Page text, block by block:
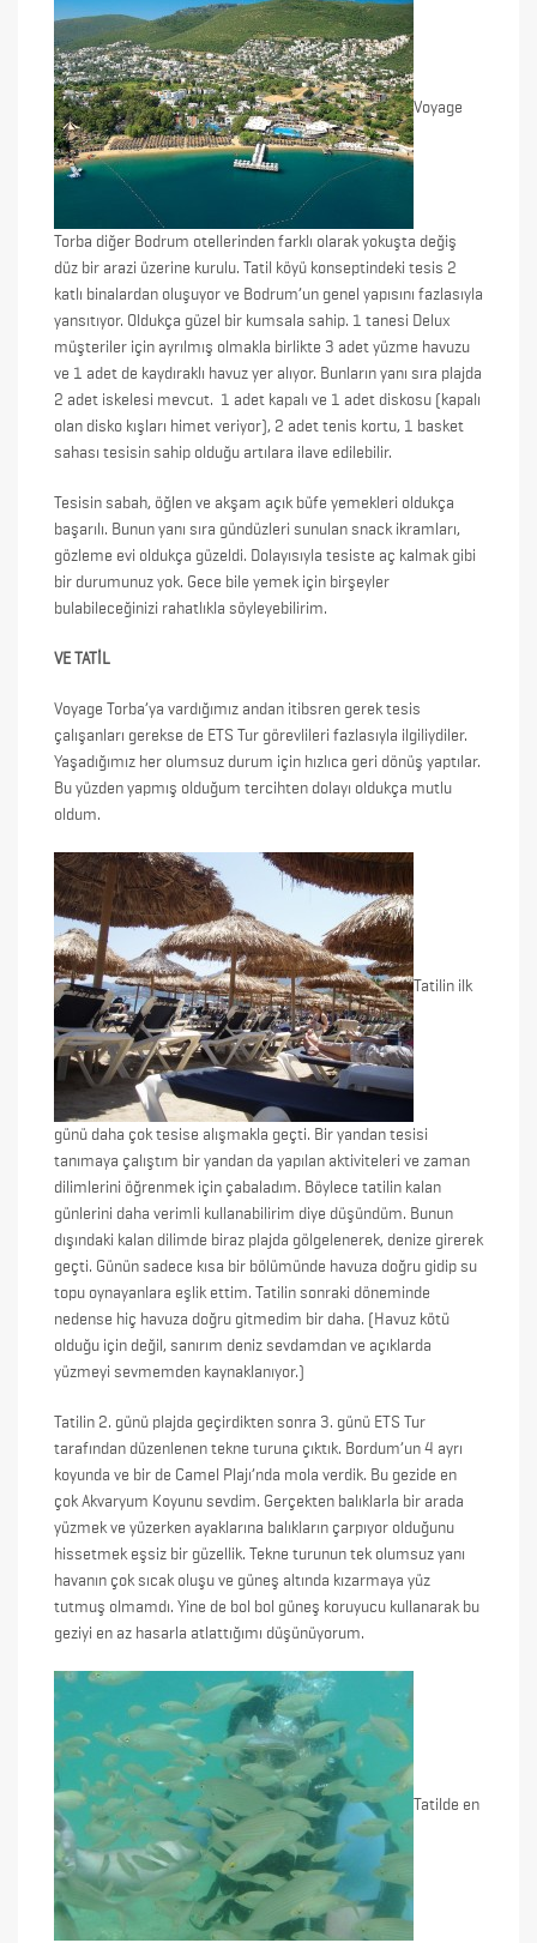
Voyage
Torba diğer Bodrum otellerinden farklı olarak yokuşta değiş
düz bir arazi üzerine kurulu. Tatil köyü konseptindeki tesis 2
katlı binalardan oluşuyor ve Bodrum’un genel yapısını fazlasıyla
yansıtıyor. Oldukça güzel bir kumsala sahip. 1 tanesi Delux
müşteriler için ayrılmış olmakla birlikte 3 adet yüzme havuzu
ve 1 adet de kaydıraklı havuz yer alıyor. Bunların yanı sıra plajda
2 adet iskelesi mevcut. 1 adet kapalı ve 1 adet diskosu (kapalı
olan disko kışları himet veriyor), 2 adet tenis kortu, 1 basket
sahası tesisin sahip olduğu artılara ilave edilebilir.
Tesisin sabah, öğlen ve akşam açık büfe yemekleri oldukça
başarılı. Bunun yanı sıra gündüzleri sunulan snack ikramları,
gözleme evi oldukça güzeldi. Dolayısıyla tesiste aç kalmak gibi
bir durumunuz yok. Gece bile yemek için birşeyler
bulabileceğinizi rahatlıkla söyleyebilirim.
VE TATİL
Voyage Torba’ya vardığımız andan itibsren gerek tesis
çalışanları gerekse de ETS Tur görevlileri fazlasıyla ilgiliydiler.
Yaşadığımız her olumsuz durum için hızlıca geri dönüş yaptılar.
Bu yüzden yapmış olduğum tercihten dolayı oldukça mutlu
oldum.
Tatilin ilk
günü daha çok tesise alışmakla geçti. Bir yandan tesisi
tanımaya çalıştım bir yandan da yapılan aktiviteleri ve zaman
dilimlerini öğrenmek için çabaladım. Böylece tatilin kalan
günlerini daha verimli kullanabilirim diye düşündüm. Bunun
dışındaki kalan dilimde biraz plajda gölgelenerek, denize girerek
geçti. Günün sadece kısa bir bölümünde havuza doğru gidip su
topu oynayanlara eşlik ettim. Tatilin sonraki döneminde
nedense hiç havuza doğru gitmedim bir daha. (Havuz kötü
olduğu için değil, sanırım deniz sevdamdan ve açıklarda
yüzmeyi sevmemden kaynaklanıyor.)
Tatilin 2. günü plajda geçirdikten sonra 3. günü ETS Tur
tarafından düzenlenen tekne turuna çıktık. Bordum’un 4 ayrı
koyunda ve bir de Camel Plajı’nda mola verdik. Bu gezide en
çok Akvaryum Koyunu sevdim. Gerçekten balıklarla bir arada
yüzmek ve yüzerken ayaklarına balıkların çarpıyor olduğunu
hissetmek eşsiz bir güzellik. Tekne turunun tek olumsuz yanı
havanın çok sıcak oluşu ve güneş altında kızarmaya yüz
tutmuş olmamdı. Yine de bol bol güneş koruyucu kullanarak bu
geziyi en az hasarla atlattığımı düşünüyorum.
Tatilde en